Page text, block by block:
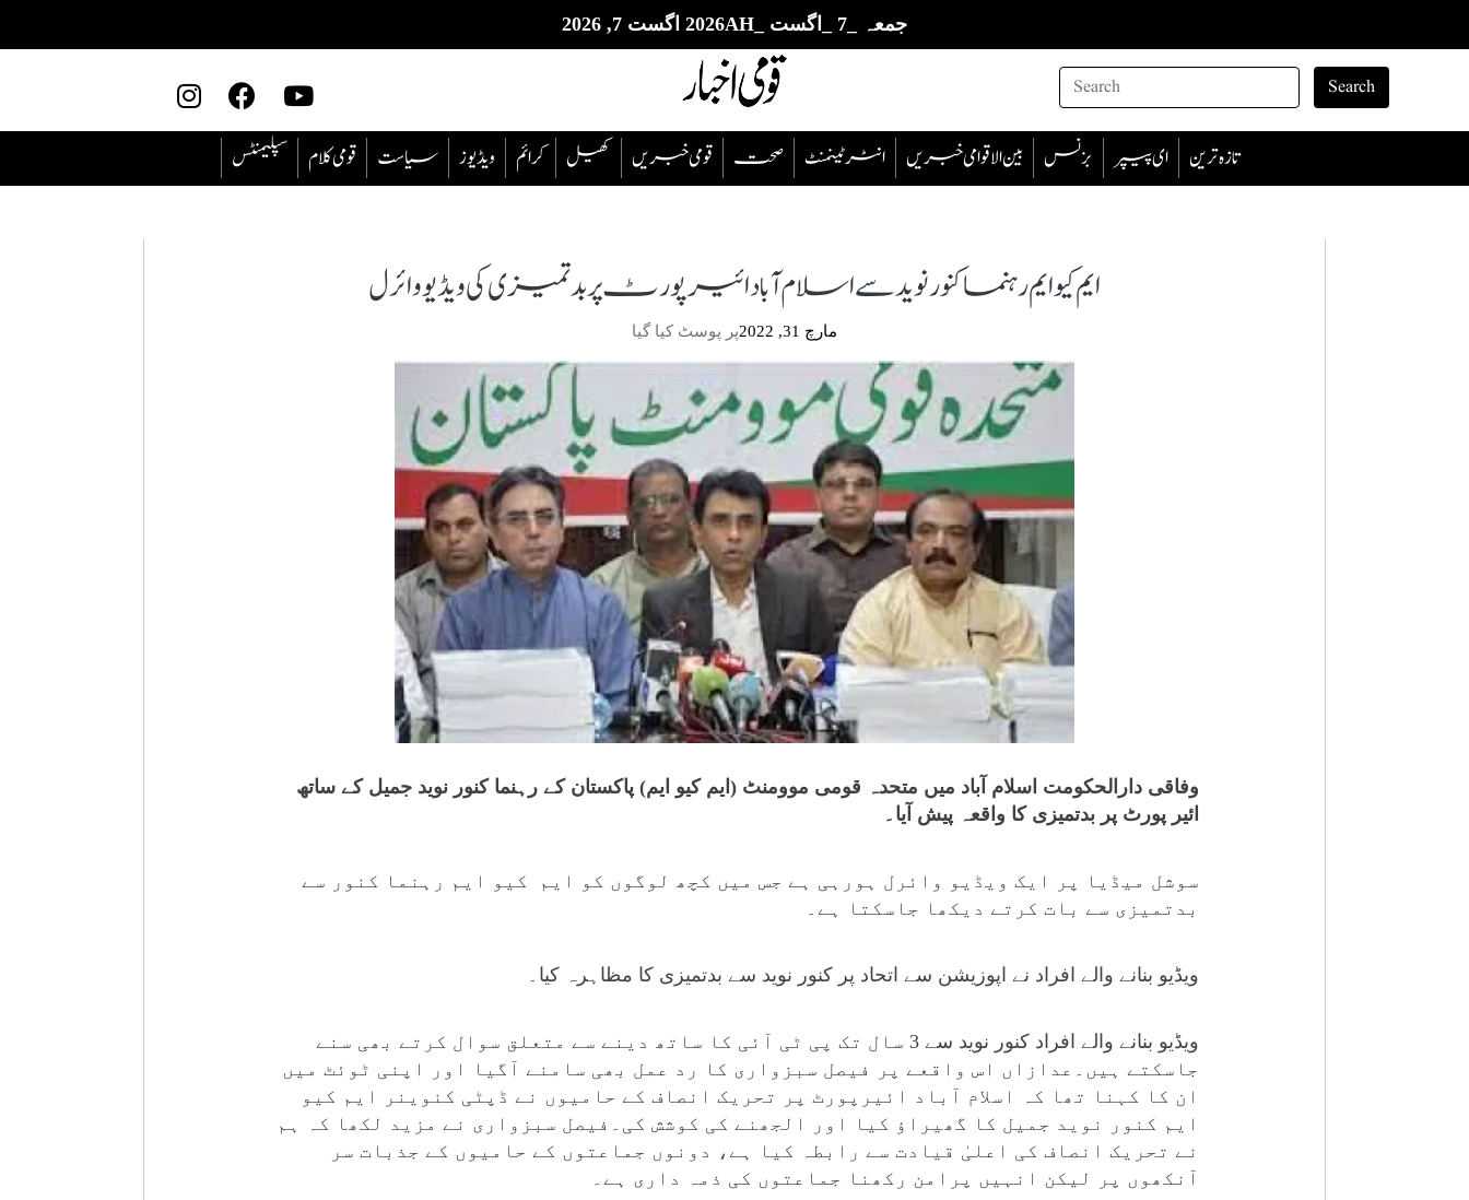
جمعہ _7 _اگست _2026AH اگست 7, 2026
Search
سپلیمنٹس قومی کلام سیاست ویڈیوز ‎کرائم کھیل قومی خبریں صحت انٹرٹینمنٹ بین الاقوامی خبریں بزنس ای پیپر تازہ ترین
ایم کیو ایم رہنما کنور نوید سے اسلام آباد ائیرپورٹ پر بدتمیزی کی ویڈیو وائرل
مارچ 31, 2022 پر پوسٹ کیا گیا
وفاقی دارالحکومت اسلام آباد میں متحدہ قومی موومنٹ (ایم کیو ایم) پاکستان کے رہنما کنور نوید جمیل کے ساتھ
ائیر پورٹ پر بدتمیزی کا واقعہ پیش آیا۔
سوشل میڈیا پر ایک ویڈیو وائرل ہورہی ہے جس میں کچھ لوگوں کو ایم کیو ایم رہنما کنور سے
بدتمیزی سے بات کرتے دیکھا جاسکتا ہے۔
ویڈیو بنانے والے افراد نے اپوزیشن سے اتحاد پر کنور نوید سے بدتمیزی کا مظاہرہ کیا۔
ویڈیو بنانے والے افراد کنور نوید سے 3 سال تک پی ٹی آئی کا ساتھ دینے سے متعلق سوال کرتے بھی سنے
جاسکتے ہیں۔عدازاں اس واقعے پر فیصل سبزواری کا رد عمل بھی سامنے آگیا اور اپنی ٹوئٹ میں
ان کا کہنا تھا کہ اسلام آباد ائیرپورٹ پر تحریک انصاف کے حامیوں نے ڈپٹی کنوینر ایم کیو
ایم کنور نوید جمیل کا گھیراؤ کیا اور الجھنے کی کوشش کی۔فیصل سبزواری نے مزید لکھا کہ ہم
نے تحریک انصاف کی اعلیٰ قیادت سے رابطہ کیا ہے، دونوں جماعتوں کے حامیوں کے جذبات سر
آنکھوں پر لیکن انہیں پرامن رکھنا جماعتوں کی ذمہ داری ہے۔